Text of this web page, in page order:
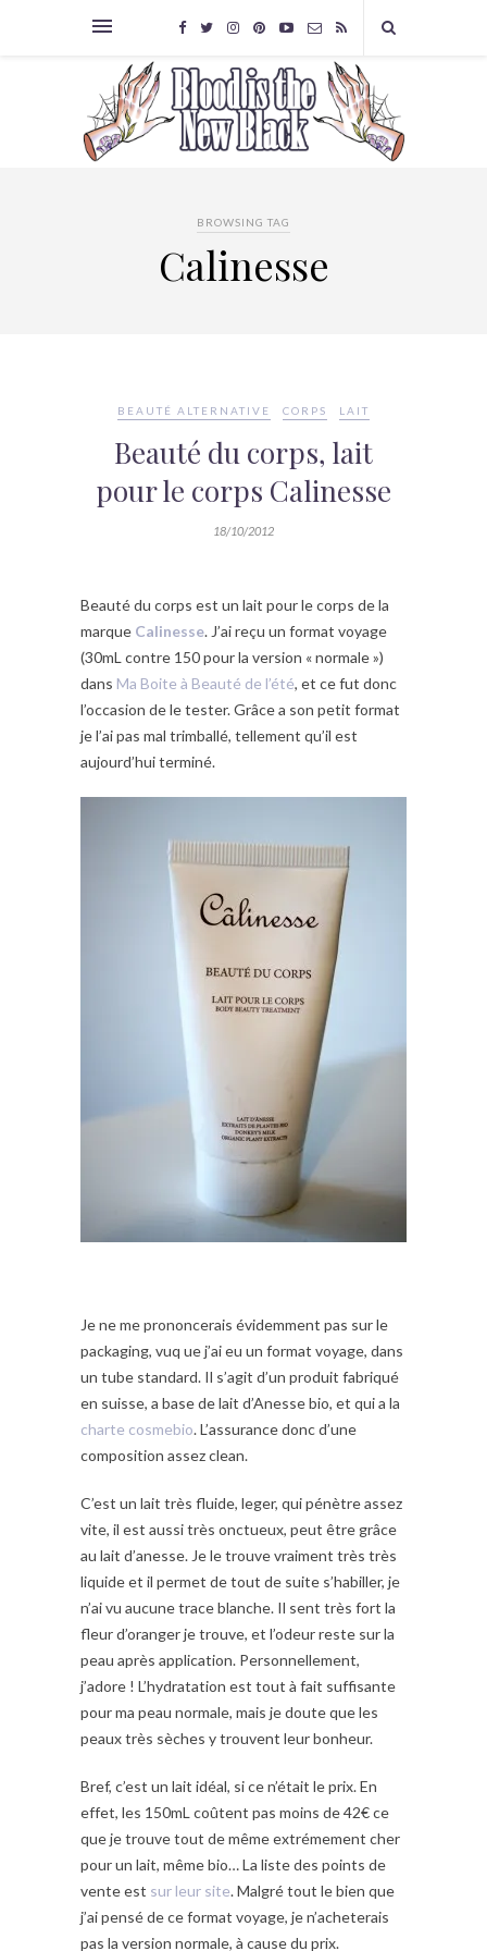
BROWSING TAG
Calinesse
BEAUTÉ ALTERNATIVE CORPS LAIT
Beauté du corps, lait
pour le corps Calinesse
18/10/2012
Beauté du corps est un lait pour le corps de la
marque Calinesse. J’ai reçu un format voyage
(30mL contre 150 pour la version « normale »)
dans Ma Boite à Beauté de l’été, et ce fut donc
l’occasion de le tester. Grâce a son petit format
je l’ai pas mal trimballé, tellement qu’il est
aujourd’hui terminé.
Je ne me prononcerais évidemment pas sur le
packaging, vuq ue j’ai eu un format voyage, dans
un tube standard. Il s’agit d’un produit fabriqué
en suisse, a base de lait d’Anesse bio, et qui a la
charte cosmebio. L’assurance donc d’une
composition assez clean.
C’est un lait très fluide, leger, qui pénètre assez
vite, il est aussi très onctueux, peut être grâce
au lait d’anesse. Je le trouve vraiment très très
liquide et il permet de tout de suite s’habiller, je
n’ai vu aucune trace blanche. Il sent très fort la
fleur d’oranger je trouve, et l’odeur reste sur la
peau après application. Personnellement,
j’adore ! L’hydratation est tout à fait suffisante
pour ma peau normale, mais je doute que les
peaux très sèches y trouvent leur bonheur.
Bref, c’est un lait idéal, si ce n’était le prix. En
effet, les 150mL coûtent pas moins de 42€ ce
que je trouve tout de même extrémement cher
pour un lait, même bio… La liste des points de
vente est sur leur site. Malgré tout le bien que
j’ai pensé de ce format voyage, je n’acheterais
pas la version normale, à cause du prix.